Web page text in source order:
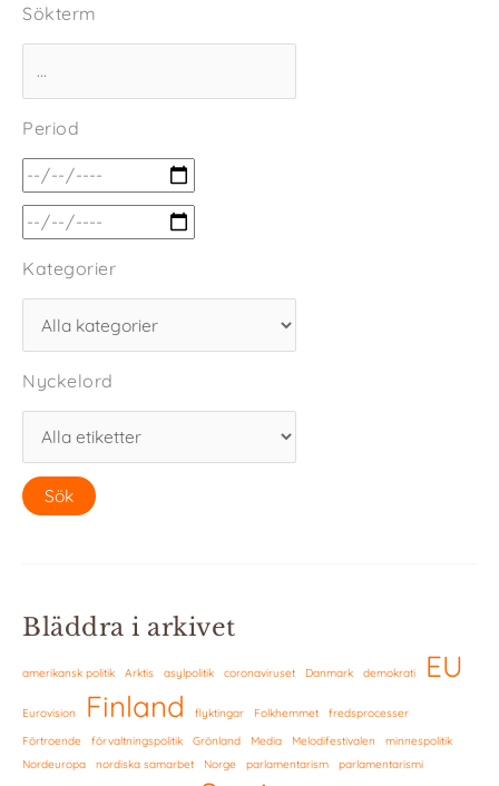
Sökterm
Period
Kategorier
Nyckelord
Bläddra i arkivet
amerikansk politik Arktis asylpolitik coronaviruset Danmark demokrati EU
Eurovision Finland flyktingar Folkhemmet
fredsprocesser
Förtroende
förvaltningspolitik Grönland Media Melodifestivalen
minnespolitik
Nordeuropa
nordiska samarbet Norge parlamentarism parlamentarismi